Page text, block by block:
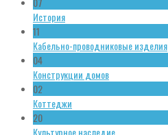
История
11
Кабельно-проводниковые изделия
04
Конструкции домов
02
Коттеджи
20
Культурное наследие